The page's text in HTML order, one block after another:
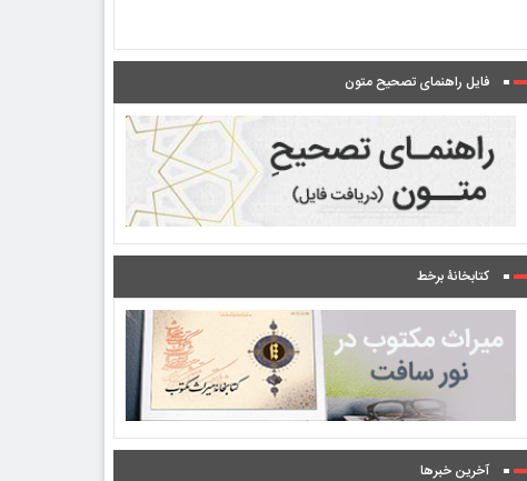
فایل راهنمای تصحیح متون
کتابخانۀ برخط
آخرین خبرها